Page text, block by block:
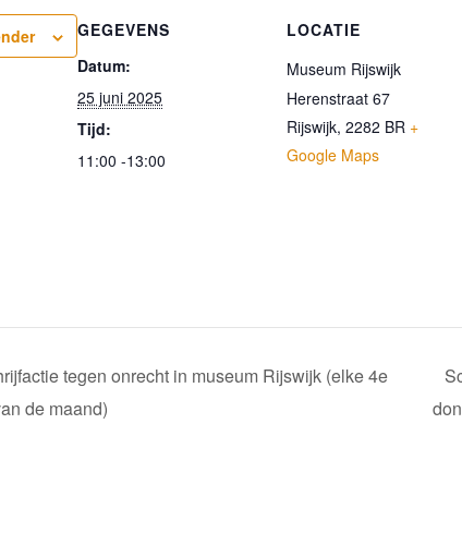
GEGEVENS
Datum:
25 juni 2025
Tijd:
11:00 -13:00
LOCATIE
Museum Rijswijk
Herenstraat 67
Rijswijk, 2282 BR +
Google Maps
tegen onrecht in museum Rijswijk (elke 4e
de maand)